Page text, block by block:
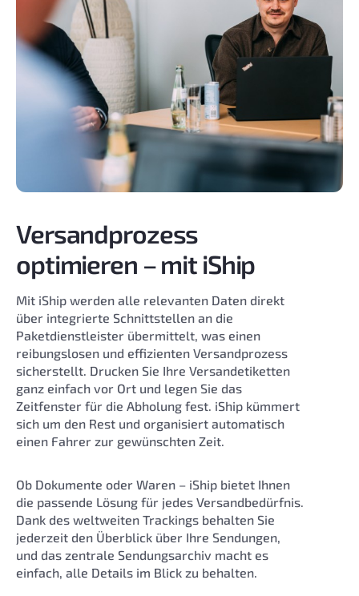
Versandprozess
optimieren – mit iShip
Mit iShip werden alle relevanten Daten direkt
über integrierte Schnittstellen an die
Paketdienstleister übermittelt, was einen
reibungslosen und effizienten Versandprozess
sicherstellt. Drucken Sie Ihre Versandetiketten
ganz einfach vor Ort und legen Sie das
Zeitfenster für die Abholung fest. iShip kümmert
sich um den Rest und organisiert automatisch
einen Fahrer zur gewünschten Zeit.
Ob Dokumente oder Waren – iShip bietet Ihnen
die passende Lösung für jedes Versandbedürfnis.
Dank des weltweiten Trackings behalten Sie
jederzeit den Überblick über Ihre Sendungen,
und das zentrale Sendungsarchiv macht es
einfach, alle Details im Blick zu behalten.